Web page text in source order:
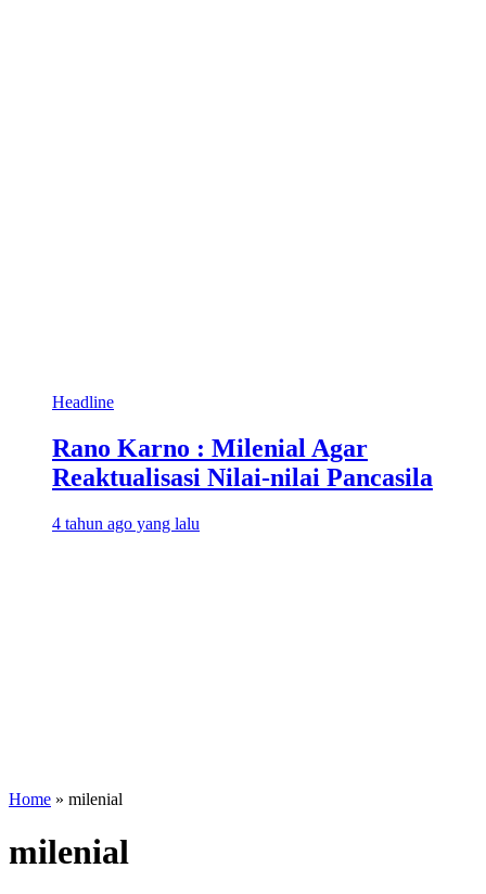
Headline
Rano Karno : Milenial Agar
Reaktualisasi Nilai-nilai Pancasila
4 tahun ago yang lalu
Home » milenial
milenial